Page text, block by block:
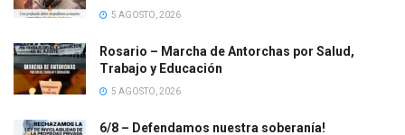
5 AGOSTO, 2026
Rosario – Marcha de Antorchas por Salud,
Trabajo y Educación
5 AGOSTO, 2026
6/8 – Defendamos nuestra soberanía!